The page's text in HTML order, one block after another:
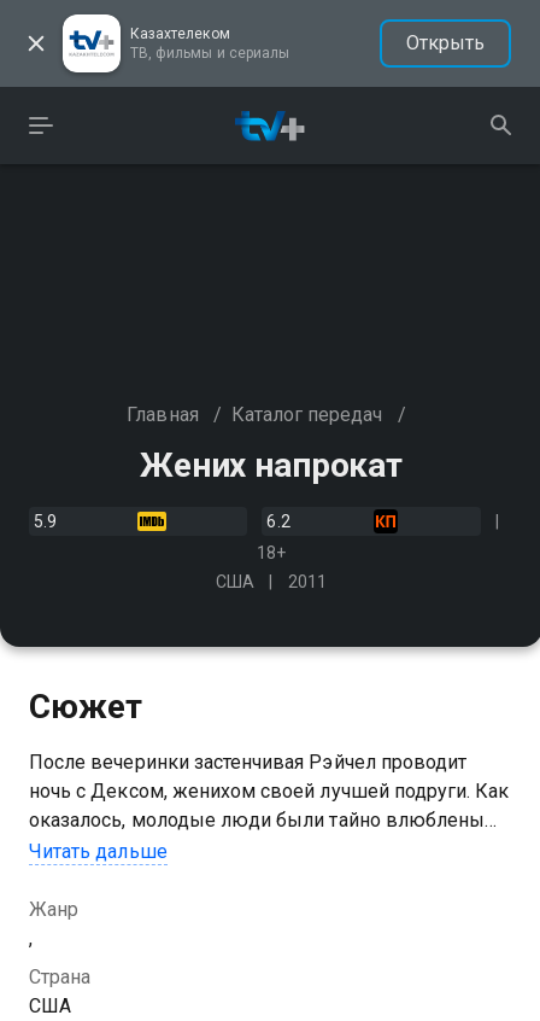
Казахтелеком
ТВ, фильмы и сериалы
Открыть
Главная / Каталог передач /
Жених напрокат
5.9
6.2
18+
США
2011
Сюжет
После вечеринки застенчивая Рэйчел проводит
ночь с Дексом, женихом своей лучшей подруги. Как
оказалось, молодые люди были тайно влюблены
друг в друга долгие годы, но решились рассказать о
накануне свадьбы
Читать дальше
Жанр
,
Страна
США